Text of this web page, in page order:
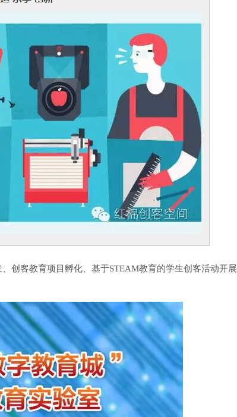
创客教育项目孵化、基于STEAM教育的学生创客活动开展